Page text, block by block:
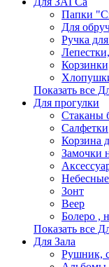
Папки
Для
Ручка
Показать все
Для прогулки
Стаканы
Салфетки
Корзина
Замочки
Зонт
Веер
Болеро ,
Показать все
Для Зала
Рушник,